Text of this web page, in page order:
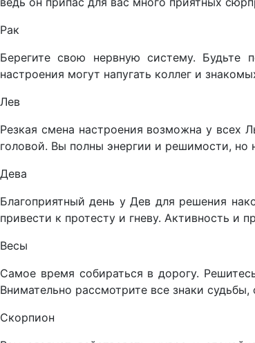
Рак
Берегите свою нервную систему. Будьте
настроения могут напугать коллег и
Лев
Резкая смена настроения возможна у всех
головой. Вы полны энергии и решимости, но
Дева
Благоприятный день у Дев для решения
привести к протесту и гневу. Активность и
Весы
Самое время собираться в дорогу.
Внимательно рассмотрите все знаки судьбы,
Скорпион